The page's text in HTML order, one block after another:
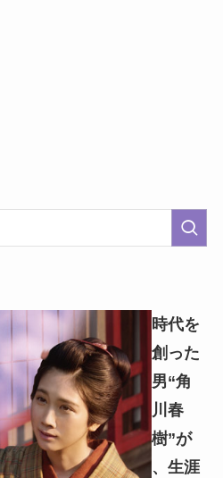
時代を
創った
男“角
川春
樹”が
、生涯